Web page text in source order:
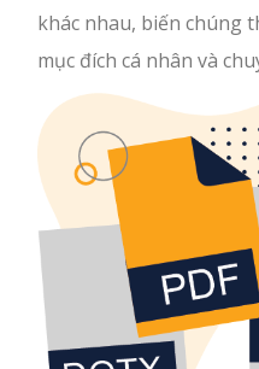
khác nhau, biến chúng
mục đích cá nhân và